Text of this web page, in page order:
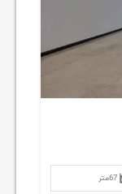
67متر